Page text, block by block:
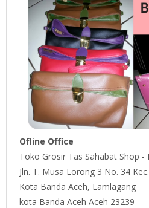
Ofline Office
Toko Grosir Tas Sahabat Shop -
Jln. T. Musa Lorong 3 No. 34
Kota Banda Aceh, Lamlagang
kota Banda Aceh Aceh 23239